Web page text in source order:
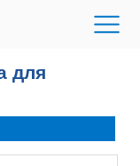
для